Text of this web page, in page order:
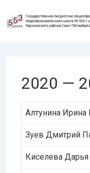
Перейти
2020 —
Алтунина Ирина
Зуев Дмитрий
Киселева